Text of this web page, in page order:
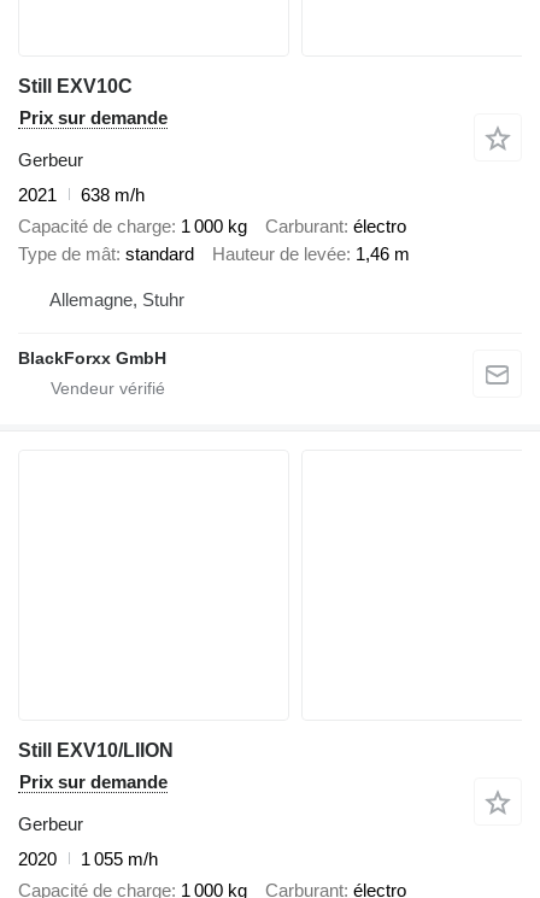
Still EXV10C
Prix sur demande
Gerbeur
2021
638 m/h
Capacité de charge 1 000 kg Carburant électro
Type de mât standard Hauteur de levée 1,46 m
Allemagne, Stuhr
BlackForxx GmbH
Still EXV10/LIION
Prix sur demande
Gerbeur
2020
1 055 m/h
Capacité de charge 1 000 kg Carburant électro